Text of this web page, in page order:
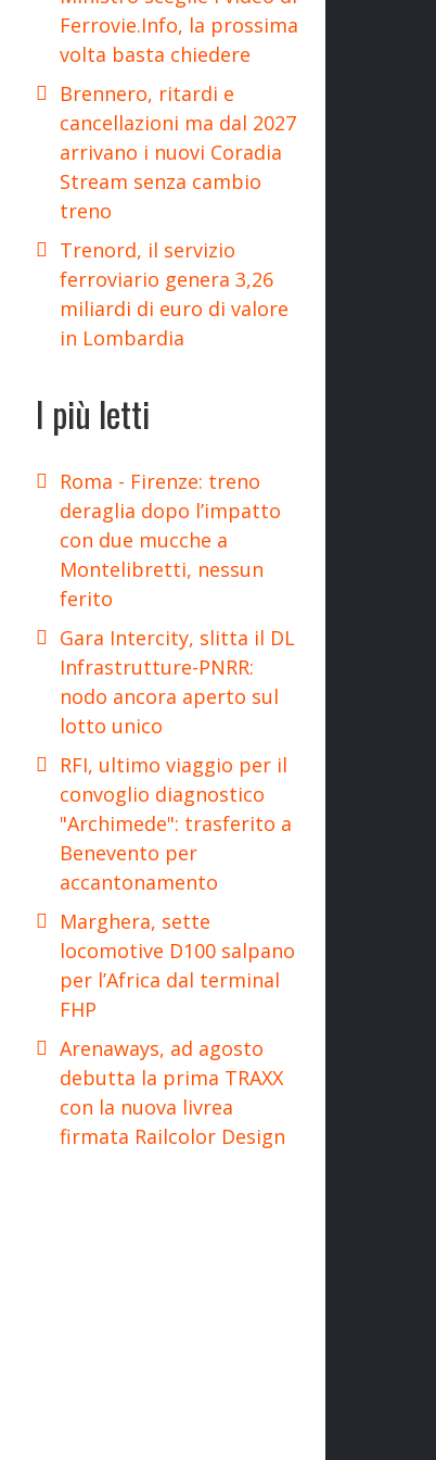
Ferrovie.Info, la prossima
volta basta chiedere
Brennero, ritardi e
cancellazioni ma dal 2027
arrivano i nuovi Coradia
Stream senza cambio
treno
Trenord, il servizio
ferroviario genera 3,26
miliardi di euro di valore
in Lombardia
I più letti
Roma - Firenze: treno
deraglia dopo l’impatto
con due mucche a
Montelibretti, nessun
ferito
Gara Intercity, slitta il DL
Infrastrutture-PNRR:
nodo ancora aperto sul
lotto unico
RFI, ultimo viaggio per il
convoglio diagnostico
"Archimede": trasferito a
Benevento per
accantonamento
Marghera, sette
locomotive D100 salpano
per l’Africa dal terminal
FHP
Arenaways, ad agosto
debutta la prima TRAXX
con la nuova livrea
firmata Railcolor Design